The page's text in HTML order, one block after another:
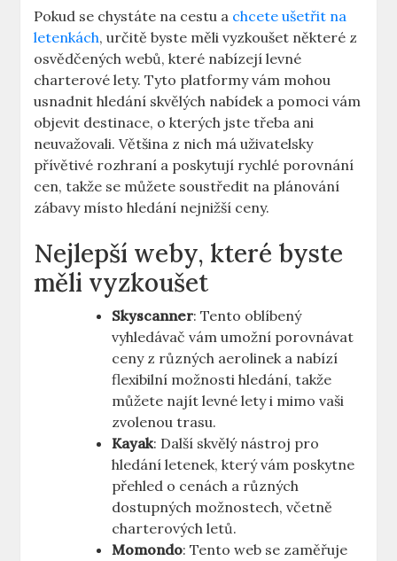
Pokud se chystáte na cestu a chcete ušetřit na
letenkách, určitě byste měli vyzkoušet některé z
osvědčených webů, které nabízejí levné
charterové lety. Tyto platformy vám mohou
usnadnit hledání skvělých nabídek a pomoci vám
objevit destinace, o kterých jste třeba ani
neuvažovali. Většina z nich má uživatelsky
přívětivé rozhraní a poskytují rychlé porovnání
cen, takže se můžete soustředit na plánování
zábavy místo hledání nejnižší ceny.
Nejlepší weby, které byste
měli vyzkoušet
Skyscanner: Tento oblíbený
vyhledávač vám umožní porovnávat
ceny z různých aerolinek a nabízí
flexibilní možnosti hledání, takže
můžete najít levné lety i mimo vaši
zvolenou trasu.
Kayak: Další skvělý nástroj pro
hledání letenek, který vám poskytne
přehled o cenách a různých
dostupných možnostech, včetně
charterových letů.
Momondo: Tento web se zaměřuje